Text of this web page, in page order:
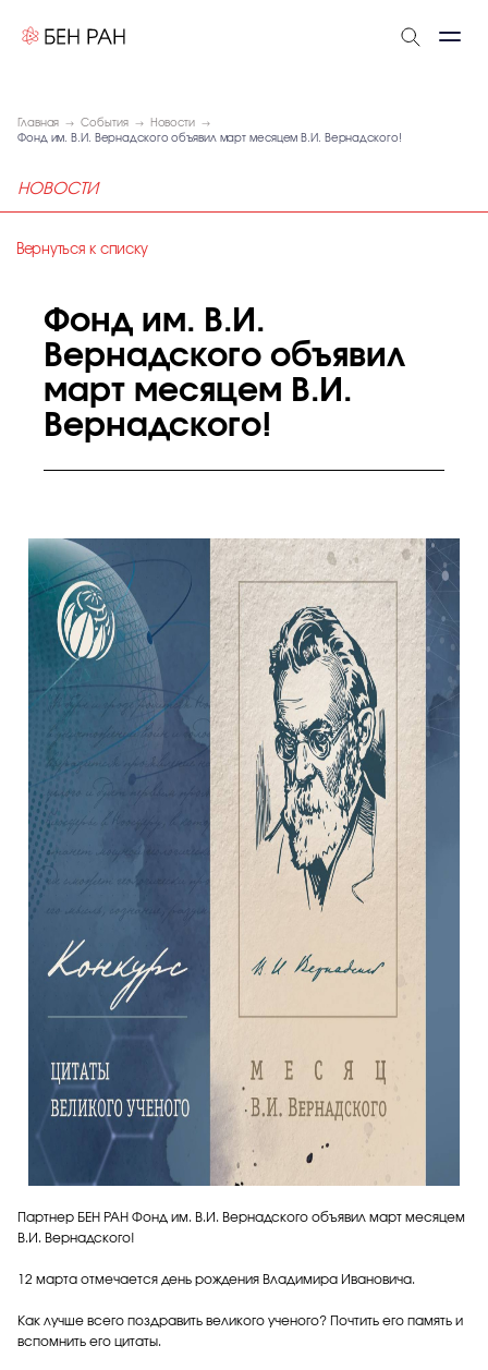
Главная События
Новости
Фонд им. В.И. Вернадского объявил март месяцем В.И. Вернадского!
НОВОСТИ
Вернуться к списку
Фонд им. В.И.
Вернадского объявил
март месяцем В.И.
Вернадского!
Партнер БЕН РАН Фонд им. В.И. Вернадского объявил март месяцем
В.И. Вернадского!
12 марта отмечается день рождения Владимира Ивановича.
Как лучше всего поздравить великого ученого? Почтить его память и
вспомнить его цитаты.